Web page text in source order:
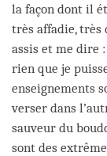
la façon dont il
très affadie, très
assis et me dire
rien que je
enseignements
verser dans
sauveur du
sont des